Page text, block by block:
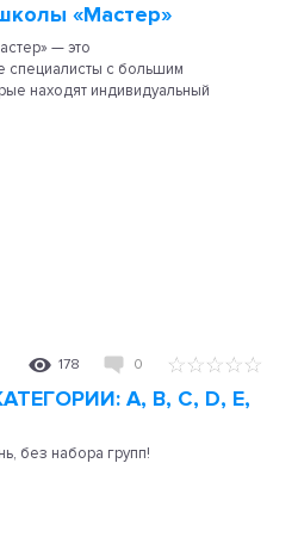
«Мастер»
— это
с большим
находят индивидуальный
178 0
A, B, C, D, E,
без набора групп!